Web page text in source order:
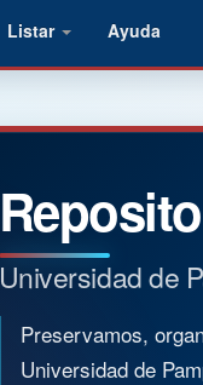
Listar Ayuda
Universidad de
Preservamos,
Universidad de